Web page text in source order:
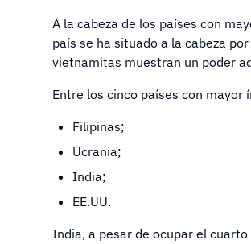
A la cabeza de los países con
país se ha situado a la cabeza
vietnamitas muestran un poder
Entre los cinco países con
Filipinas;
Ucrania;
India;
EE.UU.
India, a pesar de ocupar el